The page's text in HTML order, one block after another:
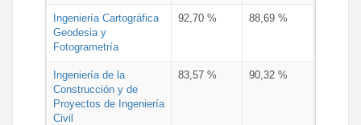
Ingeniería Cartográfica
Geodesia y
Fotogrametría
92,70 % 88,69 %
Ingeniería de la
Construcción y de
Proyectos de Ingeniería
Civil
83,57 % 90,32 %